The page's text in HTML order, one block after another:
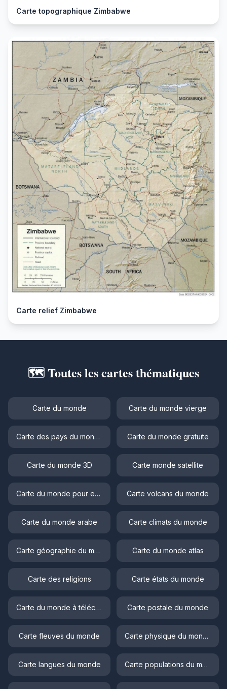
Carte topographique Zimbabwe
Carte relief Zimbabwe
🗺️ Toutes les cartes thématiques
Carte du monde Carte du monde vierge
Carte des pays du monde Carte du monde gratuite
Carte du monde 3D Carte monde satellite
Carte du monde pour enfant Carte volcans du monde
Carte du monde arabe Carte climats du monde
Carte géographie du monde Carte du monde atlas
Carte des religions Carte états du monde
Carte du monde à télécharger Carte postale du monde
Carte fleuves du monde Carte physique du monde
Carte langues du monde Carte populations du monde